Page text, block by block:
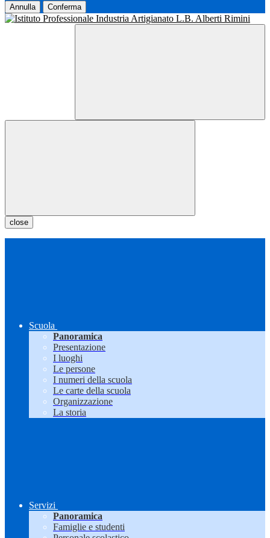
Annulla Conferma
close
Scuola
Panoramica
Presentazione
I luoghi
Le persone
I numeri della scuola
Le carte della scuola
Organizzazione
La storia
Servizi
Panoramica
Famiglie e studenti